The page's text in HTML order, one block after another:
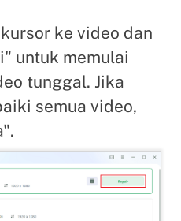
ke video dan
untuk memulai
tunggal. Jika
semua video,